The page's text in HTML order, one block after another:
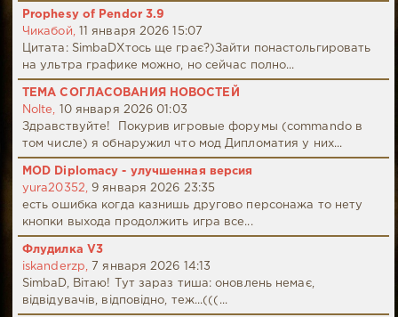
Prophesy of Pendor 3.9
Чикабой,
11 января 2026 15:07
Цитата: SimbaDХтось ще грає?)Зайти понастольгировать
на ультра графике можно, но сейчас полно...
ТЕМА СОГЛАСОВАНИЯ НОВОСТЕЙ
Nolte,
10 января 2026 01:03
Здравствуйте! Покурив игровые форумы (commando в
том числе) я обнаружил что мод Дипломатия у них...
MOD Diplomacy - улучшенная версия
yura20352, 9 января 2026 23:35
есть ошибка когда казнишь другово персонажа то нету
кнопки выхода продолжить игра все...
Флудилка V3
iskanderzp, 7 января 2026 14:13
SimbaD, Вітаю! Тут зараз тиша: оновлень немає,
відвідувачів, відповідно, теж...(((...